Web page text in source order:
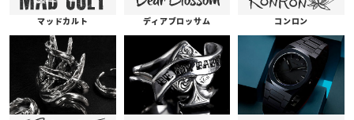
マッドカルト ディアブロッサム コンロン